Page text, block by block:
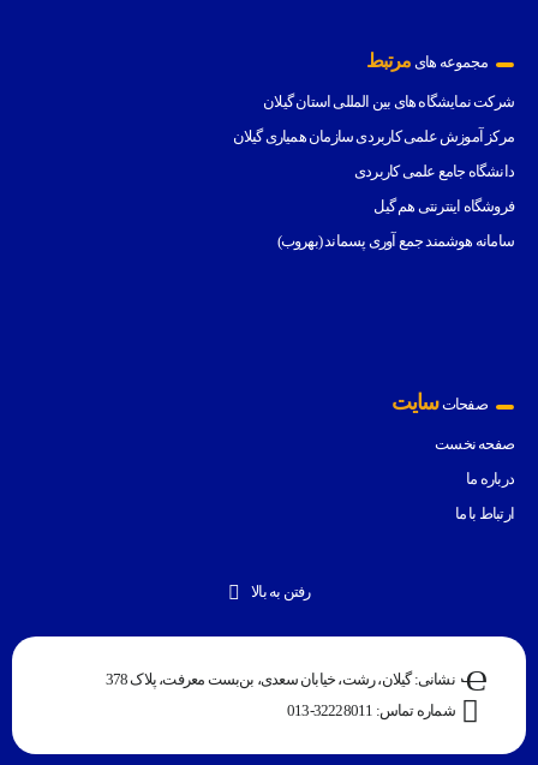
مجموعه های مرتبط
شرکت نمایشگاه های بین المللی استان گیلان
مرکز آموزش علمی کاربردی سازمان همیاری گیلان
دانشگاه جامع علمی کاربردی
فروشگاه اینترنتی هم گیل
سامانه هوشمند جمع آوری پسماند (بهروب)
صفحاتسایت
صفحه نخست
درباره ما
ارتباط با ما
رفتن به بالا
نشانی: گیلان، رشت، خیابان سعدی، بن‌بست معرفت، پلاک 378
شماره تماس: 32228011-013